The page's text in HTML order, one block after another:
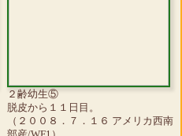
２齢幼生⑤
脱皮から１１日目。
（２００８．７．１６ アメリカ西南